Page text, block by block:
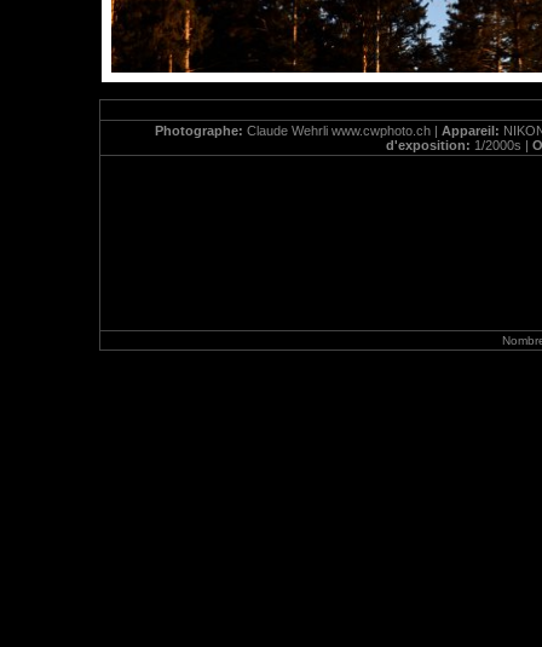
Photographe: Claude Wehrli www.cwphoto.ch | Appareil:
d'exposition: 1/2000s |